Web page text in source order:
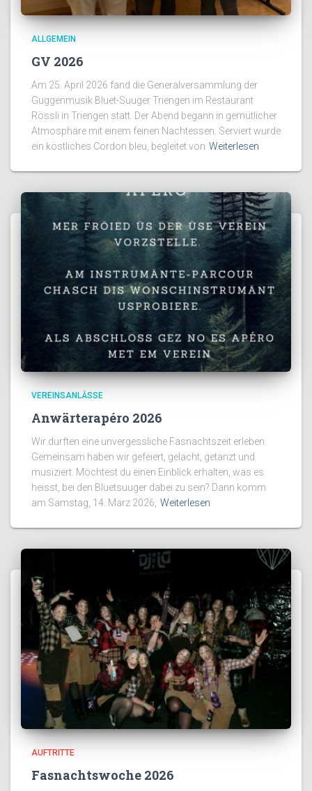
ALLGEMEIN
GV 2026
Am 25. April 2026 fand die Generalversammlung der
Guggenmusik Bluet-Suuger Triengen im Restaurant
Rössli in Triengen statt. Der Abend begann in gemütlicher
Atmosphäre mit einem feinen Nachtessen. Serviert wurde
ein köstliches Cordon bleu, begleitet von Weiterlesen
VEREINSANLÄSSE
Anwärterapéro 2026
Wir durften eine unvergessliche Fasnachtszeit erleben.
Gemeinsam haben wir gefeiert, gelacht, getanzt und
musiziert. Möchtest du einen Einblick erhalten, was es
heisst, bei den Bluetsuuger dabei zu sein? Dann komm
am Samstag, 14. März 2026, Weiterlesen
AUFTRITTE
Fasnachtswoche 2026